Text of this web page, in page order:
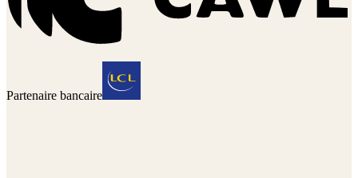
Partenaire bancaire